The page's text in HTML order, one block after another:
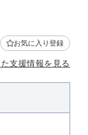
お気に入り登録
支援情報を見る